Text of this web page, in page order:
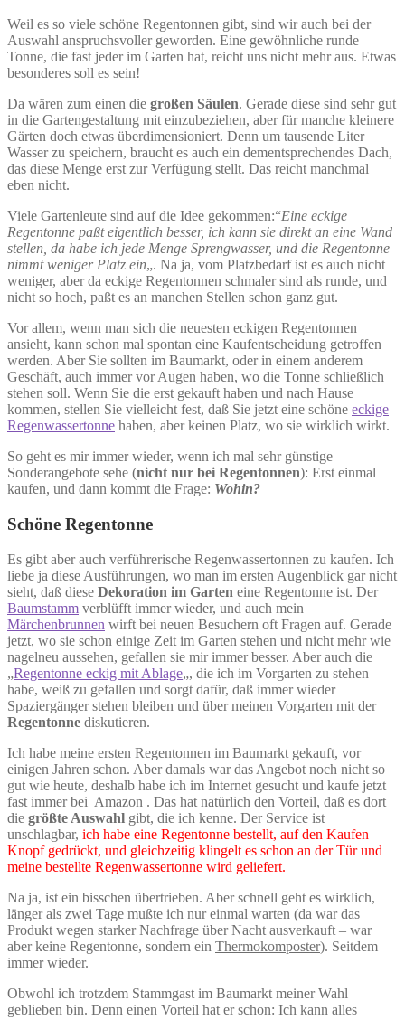
Weil es so viele schöne Regentonnen gibt, sind wir auch bei der
Auswahl anspruchsvoller geworden. Eine gewöhnliche runde
Tonne, die fast jeder im Garten hat, reicht uns nicht mehr aus. Etwas
besonderes soll es sein!
Da wären zum einen die großen Säulen. Gerade diese sind sehr gut
in die Gartengestaltung mit einzubeziehen, aber für manche kleinere
Gärten doch etwas überdimensioniert. Denn um tausende Liter
Wasser zu speichern, braucht es auch ein dementsprechendes Dach,
das diese Menge erst zur Verfügung stellt. Das reicht manchmal
eben nicht.
Viele Gartenleute sind auf die Idee gekommen:“Eine eckige
Regentonne paßt eigentlich besser, ich kann sie direkt an eine Wand
stellen, da habe ich jede Menge Sprengwasser, und die Regentonne
nimmt weniger Platz ein„. Na ja, vom Platzbedarf ist es auch nicht
weniger, aber da eckige Regentonnen schmaler sind als runde, und
nicht so hoch, paßt es an manchen Stellen schon ganz gut.
Vor allem, wenn man sich die neuesten eckigen Regentonnen
ansieht, kann schon mal spontan eine Kaufentscheidung getroffen
werden. Aber Sie sollten im Baumarkt, oder in einem anderem
Geschäft, auch immer vor Augen haben, wo die Tonne schließlich
stehen soll. Wenn Sie die erst gekauft haben und nach Hause
kommen, stellen Sie vielleicht fest, daß Sie jetzt eine schöne eckige
Regenwassertonne haben, aber keinen Platz, wo sie wirklich wirkt.
So geht es mir immer wieder, wenn ich mal sehr günstige
Sonderangebote sehe (nicht nur bei Regentonnen): Erst einmal
kaufen, und dann kommt die Frage: Wohin?
Schöne Regentonne
Es gibt aber auch verführerische Regenwassertonnen zu kaufen. Ich
liebe ja diese Ausführungen, wo man im ersten Augenblick gar nicht
sieht, daß diese Dekoration im Garten eine Regentonne ist. Der
Baumstamm verblüfft immer wieder, und auch mein
Märchenbrunnen wirft bei neuen Besuchern oft Fragen auf. Gerade
jetzt, wo sie schon einige Zeit im Garten stehen und nicht mehr wie
nagelneu aussehen, gefallen sie mir immer besser. Aber auch die
„Regentonne eckig mit Ablage„, die ich im Vorgarten zu stehen
habe, weiß zu gefallen und sorgt dafür, daß immer wieder
Spaziergänger stehen bleiben und über meinen Vorgarten mit der
Regentonne diskutieren.
Ich habe meine ersten Regentonnen im Baumarkt gekauft, vor
einigen Jahren schon. Aber damals war das Angebot noch nicht so
gut wie heute, deshalb habe ich im Internet gesucht und kaufe jetzt
fast immer bei Amazon . Das hat natürlich den Vorteil, daß es dort
die größte Auswahl gibt, die ich kenne. Der Service ist
unschlagbar, ich habe eine Regentonne bestellt, auf den Kaufen –
Knopf gedrückt, und gleichzeitig klingelt es schon an der Tür und
meine bestellte Regenwassertonne wird geliefert.
Na ja, ist ein bisschen übertrieben. Aber schnell geht es wirklich,
länger als zwei Tage mußte ich nur einmal warten (da war das
Produkt wegen starker Nachfrage über Nacht ausverkauft – war
aber keine Regentonne, sondern ein Thermokomposter). Seitdem
immer wieder.
Obwohl ich trotzdem Stammgast im Baumarkt meiner Wahl
geblieben bin. Denn einen Vorteil hat er schon: Ich kann alles